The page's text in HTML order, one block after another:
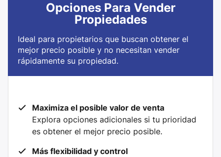
Opciones Para Vender
Propiedades
Ideal para propietarios que buscan obtener el
mejor precio posible y no necesitan vender
rápidamente su propiedad.
Maximiza el posible valor de venta
Explora opciones adicionales si tu prioridad
es obtener el mejor precio posible.
Más flexibilidad y control